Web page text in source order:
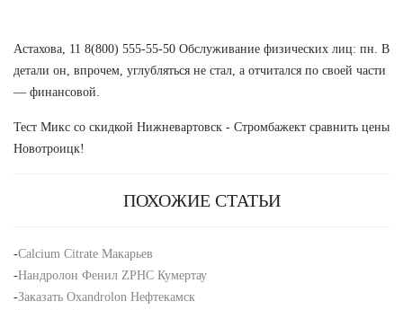
Астахова, 11 8(800) 555-55-50 Обслуживание физических лиц: пн. В
детали он, впрочем, углубляться не стал, а отчитался по своей части
— финансовой.
Тест Микс со скидкой Нижневартовск - Стромбажект сравнить цены
Новотроицк!
ПОХОЖИЕ СТАТЬИ
-Calcium Citrate Макарьев
-Нандролон Фенил ZPHC Кумертау
-Заказать Oxandrolon Нефтекамск